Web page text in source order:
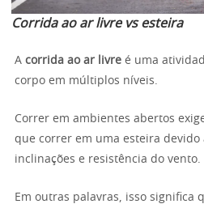
Corrida ao ar livre vs esteira
A corrida ao ar livre é uma
corpo em múltiplos níveis.
Correr em ambientes abertos
que correr em uma esteira devido
inclinações e resistência do vento.
Em outras palavras, isso significa